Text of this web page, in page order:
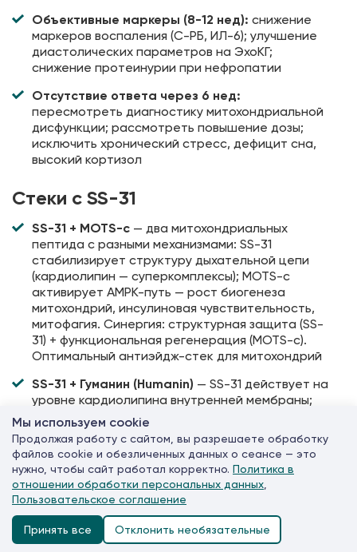
Объективные маркеры (8-12 нед): снижение
маркеров воспаления (С-РБ, ИЛ-6); улучшение
диастолических параметров на ЭхоКГ;
снижение протеинурии при нефропатии
Отсутствие ответа через 6 нед:
пересмотреть диагностику митохондриальной
дисфункции; рассмотреть повышение дозы;
исключить хронический стресс, дефицит сна,
высокий кортизол
Стеки с SS-31
SS-31 + MOTS-c — два митохондриальных
пептида с разными механизмами: SS-31
стабилизирует структуру дыхательной цепи
(кардиолипин — суперкомплексы); MOTS-c
активирует AMPK-путь — рост биогенеза
митохондрий, инсулиновая чувствительность,
митофагия. Синергия: структурная защита (SS-
31) + функциональная регенерация (MOTS-c).
Оптимальный антиэйдж-стек для митохондрий
SS-31 + Гуманин (Humanin) — SS-31 действует на
уровне кардиолипина внутренней мембраны;
Гуманин — митохондриально кодируемый
пептид, защищающий от апоптоза и
снижающий нейротоксичность амилоид-бета.
Два независимых защитных пути; особенно
актуален стек при возрастном когнитивном
снижении
SS-31 + Эпиталон
— SS-31 восстанавливает
митохондриальную биоэнергетику; Эпиталон
Мы используем cookie
Продолжая работу с сайтом, вы разрешаете обработку
файлов cookie и обезличенных данных о сеансе — это
нужно, чтобы сайт работал корректно. Политика в
отношении обработки персональных данных
Пользовательское соглашение
Принять все Отклонить необязательные